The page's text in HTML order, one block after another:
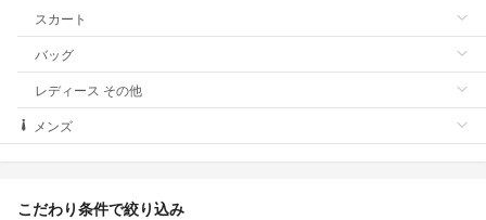
スカート
バッグ
レディース その他
メンズ
こだわり条件で絞り込み